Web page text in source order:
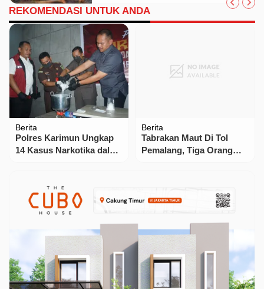
REKOMENDASI UNTUK ANDA
Berita
Polres Karimun Ungkap
14 Kasus Narkotika dalam
Berita
Tabrakan Maut Di Tol
Pemalang, Tiga Orang